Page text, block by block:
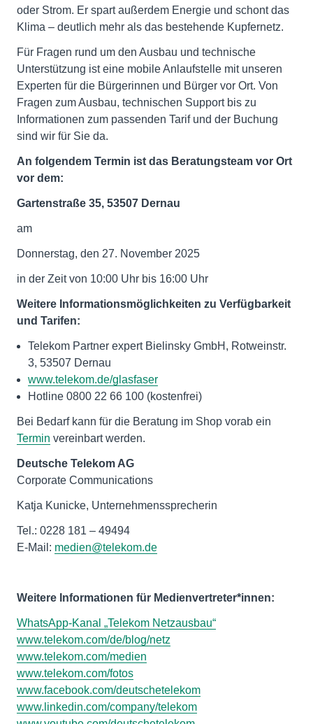
oder Strom. Er spart außerdem Energie und schont das
Klima – deutlich mehr als das bestehende Kupfernetz.
Für Fragen rund um den Ausbau und technische
Unterstützung ist eine mobile Anlaufstelle mit unseren
Experten für die Bürgerinnen und Bürger vor Ort. Von
Fragen zum Ausbau, technischen Support bis zu
Informationen zum passenden Tarif und der Buchung
sind wir für Sie da.
An folgendem Termin ist das Beratungsteam vor Ort
vor dem:
Gartenstraße 35, 53507 Dernau
am
Donnerstag, den 27. November 2025
in der Zeit von 10:00 Uhr bis 16:00 Uhr
Weitere Informationsmöglichkeiten zu Verfügbarkeit
und Tarifen:
Telekom Partner expert Bielinsky GmbH, Rotweinstr.
3, 53507 Dernau
www.telekom.de/glasfaser
Hotline 0800 22 66 100 (kostenfrei)
Bei Bedarf kann für die Beratung im Shop vorab ein
Termin vereinbart werden.
Deutsche Telekom AG
Corporate Communications
Katja Kunicke, Unternehmenssprecherin
Tel.: 0228 181 – 49494
E-Mail: medien@telekom.de
Weitere Informationen für Medienvertreter*innen:
WhatsApp-Kanal „Telekom Netzausbau“
www.telekom.com/de/blog/netz
www.telekom.com/medien
www.telekom.com/fotos
www.facebook.com/deutschetelekom
www.linkedin.com/company/telekom